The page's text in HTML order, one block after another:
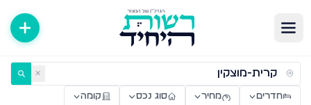
דירות למכירה ולהשכרה — רשות היחיד ✕
חדרים מחיר סוג נכס קומה